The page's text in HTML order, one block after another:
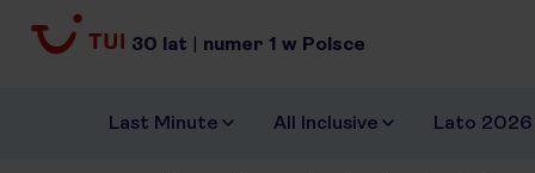
30 lat | numer 1 w Polsce
Last Minute All Inclusive Lato 2026